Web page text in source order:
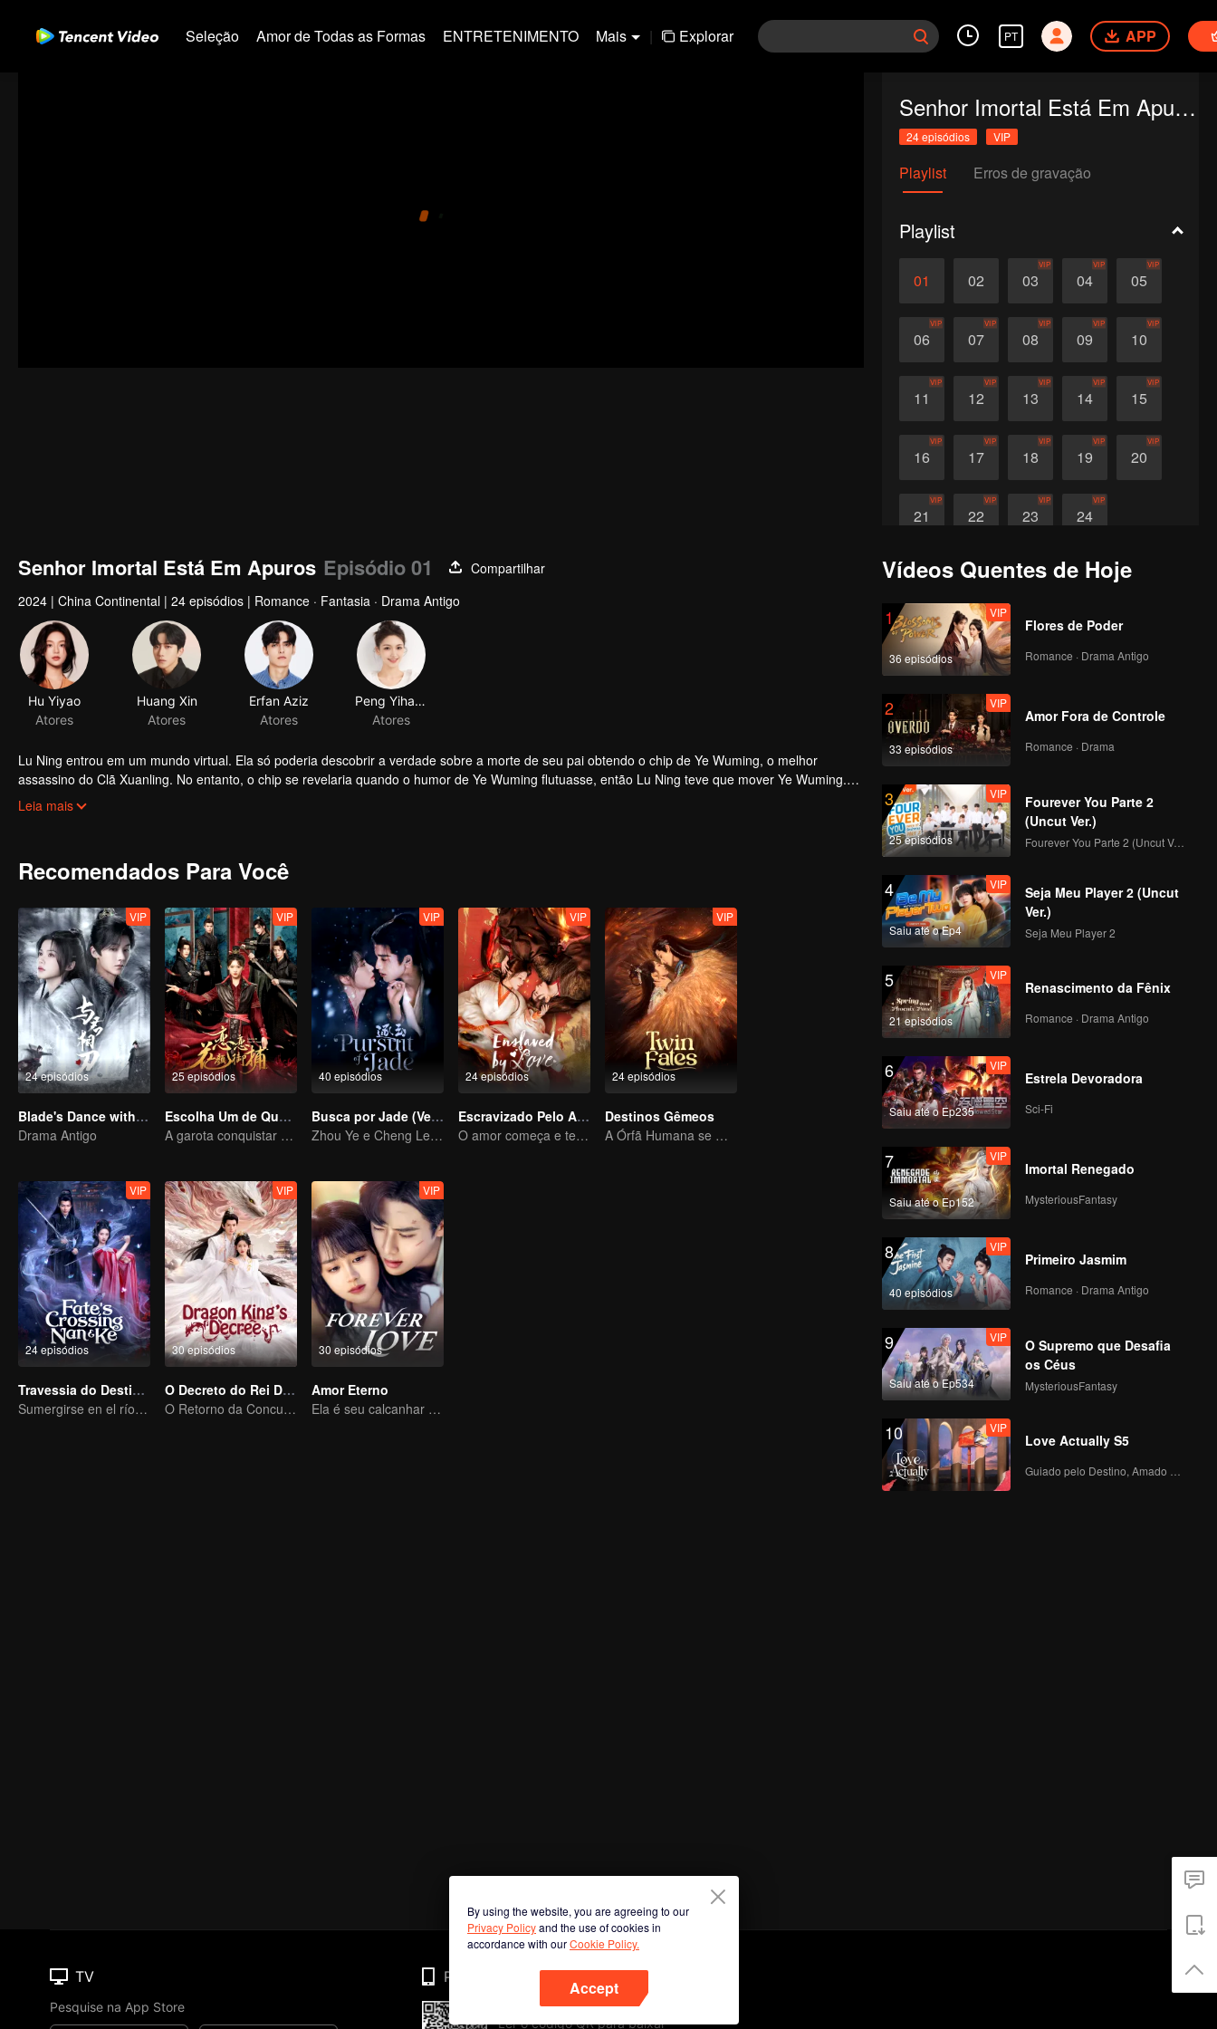
Seleção Amor de Todas as Formas ENTRETENIMENTO Mais | Explorar PT APP
Senhor Imortal Está Em Apuros
24 episódios VIP
Playlist Erros de gravação
Playlist
01 02 03
VIP
04
VIP
05
VIP
06
VIP
07
VIP
08
VIP
09
VIP
10
VIP
11
VIP
12
VIP
13
VIP
14
VIP
15
VIP
16
VIP
17
VIP
18
VIP
19
VIP
20
VIP
21
VIP
22
VIP
23
VIP
24
VIP
Senhor Imortal Está Em Apuros Episódio 01
Compartilhar
2024 | China Continental | 24 episódios | Romance · Fantasia · Drama Antigo
Hu Yiyao
Atores
Huang Xin
Atores
Erfan Aziz
Atores
Peng Yihang
Atores
Lu Ning entrou em um mundo virtual. Ela só poderia descobrir a verdade sobre a morte de seu pai obtendo o chip de Ye Wuming, o melhor
assassino do Clã Xuanling. No entanto, o chip se revelaria quando o humor de Ye Wuming flutuasse, então Lu Ning teve que mover Ye Wuming.
Infelizmente, a identidade usada por Lu Ning foi Hei Lian, que causou a vida miserável de Ye Wuning por milhares de anos.
Leia mais
Recomendados Para Você
24 episódios
VIP
Blade's Dance with You
Drama Antigo
25 episódios
VIP
Escolha Um de Quatro
A garota conquistar quatro jovens encantadores
40 episódios
VIP
Busca por Jade (Versão em Inglês)
Zhou Ye e Cheng Lei, os jovens generais que protegem o país
24 episódios
VIP
Escravizado Pelo Amor
O amor começa e termina no palácio
24 episódios
VIP
Destinos Gêmeos
A Órfã Humana se Oferece para se Ligar à Besta Divina
24 episódios
VIP
Travessia do Destino Nan & Ke
Sumergirse en el río del olvido para regalarte un sueño
30 episódios
VIP
O Decreto do Rei Dragão
O Retorno da Concubina Ridicularizada
30 episódios
VIP
Amor Eterno
Ela é seu calcanhar de Aquiles e sua armadura
Vídeos Quentes de Hoje
1
36 episódios
VIP
Flores de Poder
Romance · Drama Antigo
2
33 episódios
VIP
Amor Fora de Controle
Romance · Drama
3
25 episódios
VIP
Fourever You Parte 2
(Uncut Ver.)
Fourever You Parte 2 (Uncut Ver.)
4
Saiu até o Ep4
VIP
Seja Meu Player 2 (Uncut
Ver.)
Seja Meu Player 2
5
21 episódios
VIP
Renascimento da Fênix
Romance · Drama Antigo
6
Saiu até o Ep235
VIP
Estrela Devoradora
Sci-Fi
7
Saiu até o Ep152
VIP
Imortal Renegado
MysteriousFantasy
8
40 episódios
VIP
Primeiro Jasmim
Romance · Drama Antigo
9
Saiu até o Ep534
VIP
O Supremo que Desafia
os Céus
MysteriousFantasy
10 VIP
Love Actually S5
By using the website, you are agreeing to our
Privacy Policyand the use of cookies in
accordance with ourCookie Policy.
Accept
TV
Pesquise na App Store
Phone
Ler o código QR para baixar